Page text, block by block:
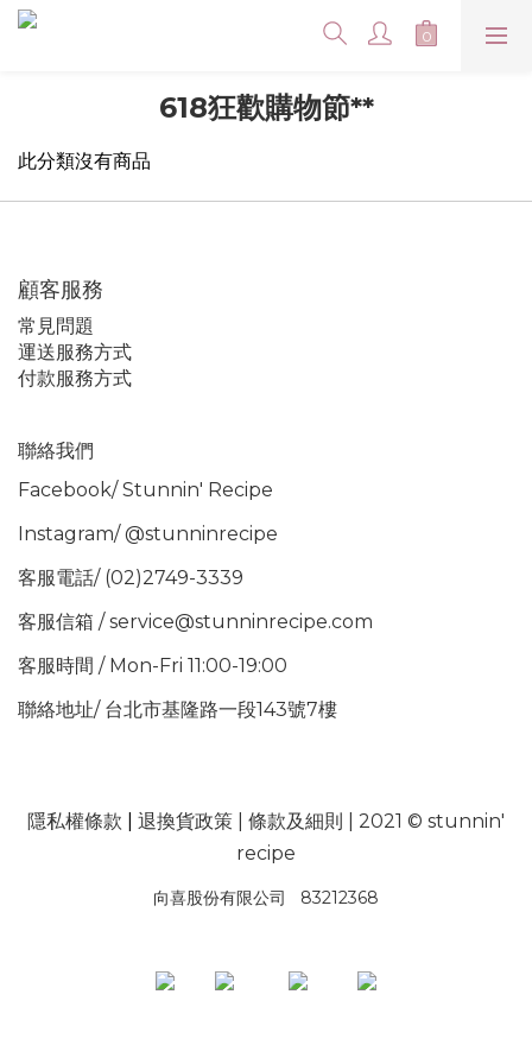
618狂歡購物節**
此分類沒有商品
顧客服務
常見問題
運送服務方式
付款服務方式
聯絡我們
Facebook/ Stunnin' Recipe
Instagram/ @stunninrecipe
客服電話/ (02)2749-3339
客服信箱 / service@stunninrecipe.com
客服時間 / Mon-Fri 11:00-19:00
聯絡地址/ 台北市基隆路一段143號7樓
隱私權條款 退換貨政策 條款及細則
| 2021 © stunnin'
recipe
向喜股份有限公司 83212368